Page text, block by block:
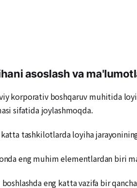
asoslash va
korporativ boshqaruv muhitida
sifatida joylashmoqda.
katta tashkilotlarda loyiha
eng muhim elementlardan biri
boshlashda eng katta vazifa bir